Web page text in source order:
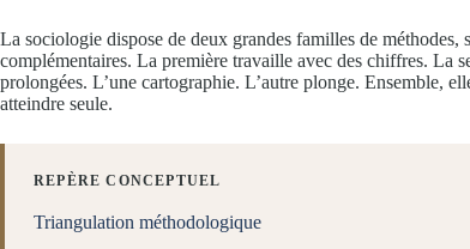
La sociologie dispose de deux grandes familles de méthodes,
complémentaires. La première travaille avec des chiffres. La
prolongées. L’une cartographie. L’autre plonge. Ensemble,
atteindre seule.
REPÈRE CONCEPTUEL
Triangulation méthodologique